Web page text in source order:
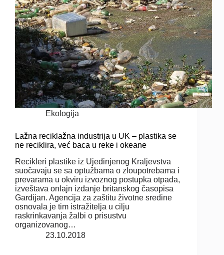
Ekologija
Lažna reciklažna industrija u UK – plastika se
ne reciklira, već baca u reke i okeane
Recikleri plastike iz Ujedinjenog Kraljevstva
suočavaju se sa optužbama o zloupotrebama i
prevarama u okviru izvoznog postupka otpada,
izveštava onlajn izdanje britanskog časopisa
Gardijan. Agencija za zaštitu životne sredine
osnovala je tim istražitelja u cilju
raskrinkavanja žalbi o prisustvu
organizovanog…
23.10.2018